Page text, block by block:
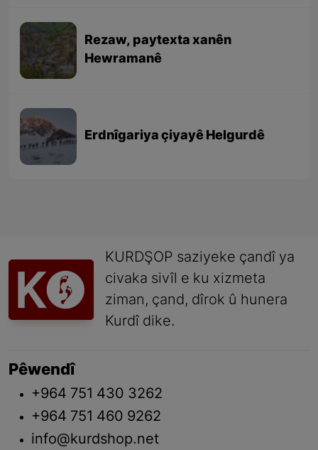
Rezaw, paytexta xanên
Hewramanê
Erdnîgariya çiyayê Helgurdê
KURDŞOP saziyeke çandî ya
civaka sivîl e ku xizmeta
ziman, çand, dîrok û hunera
Kurdî dike.
Pêwendî
+964 751 430 3262
+964 751 460 9262
info@kurdshop.net